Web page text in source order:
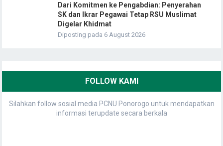
Dari Komitmen ke Pengabdian: Penyerahan
SK dan Ikrar Pegawai Tetap RSU Muslimat
Digelar Khidmat
Diposting pada 6 August 2026
FOLLOW KAMI
Silahkan follow sosial media PCNU Ponorogo untuk mendapatkan
informasi terupdate secara berkala